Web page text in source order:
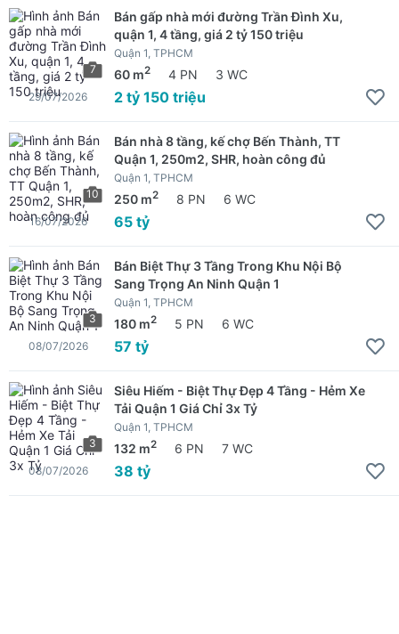
7
Bán gấp nhà mới đường Trần Đình Xu,
quận 1, 4 tầng, giá 2 tỷ 150 triệu
Quận 1, TPHCM
60 m2 4 PN 3 WC
2 tỷ 150 triệu
29/07/2026
10
Bán nhà 8 tầng, kế chợ Bến Thành, TT
Quận 1, 250m2, SHR, hoàn công đủ
Quận 1, TPHCM
250 m2 8 PN 6 WC
65 tỷ
16/07/2026
3
Bán Biệt Thự 3 Tầng Trong Khu Nội Bộ
Sang Trọng An Ninh Quận 1
Quận 1, TPHCM
180 m2 5 PN 6 WC
57 tỷ
08/07/2026
3
Siêu Hiếm - Biệt Thự Đẹp 4 Tầng - Hẻm Xe
Tải Quận 1 Giá Chỉ 3x Tỷ
Quận 1, TPHCM
132 m2 6 PN 7 WC
38 tỷ
08/07/2026